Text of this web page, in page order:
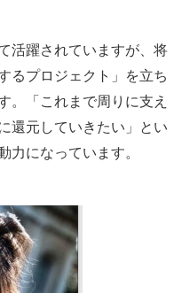
活躍されていますが、将
るプロジェクト」を立ち
。「これまで周りに支え
還元していきたい」とい
力になっています。